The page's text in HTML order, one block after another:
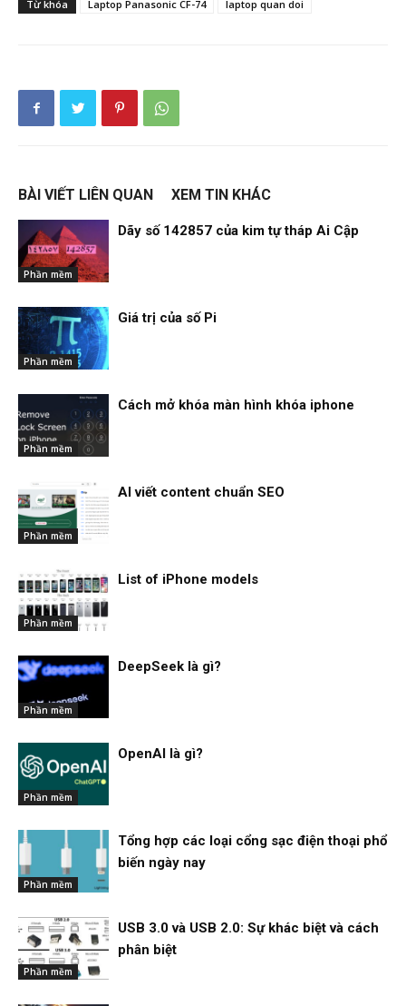
Từ khóa Laptop Panasonic CF-74 laptop quan doi
BÀI VIẾT LIÊN QUAN XEM TIN KHÁC
Phần mềm
Dãy số 142857 của kim tự tháp Ai Cập
Phần mềm
Giá trị của số Pi
Phần mềm
Cách mở khóa màn hình khóa iphone
Phần mềm
AI viết content chuẩn SEO
Phần mềm
List of iPhone models
Phần mềm
DeepSeek là gì?
Phần mềm
OpenAI là gì?
Phần mềm
Tổng hợp các loại cổng sạc điện thoại phổ
biến ngày nay
Phần mềm
USB 3.0 và USB 2.0: Sự khác biệt và cách
phân biệt